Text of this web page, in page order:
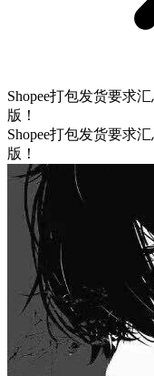
Shopee打包发货要求
版！
Shopee打包发货要求
版！